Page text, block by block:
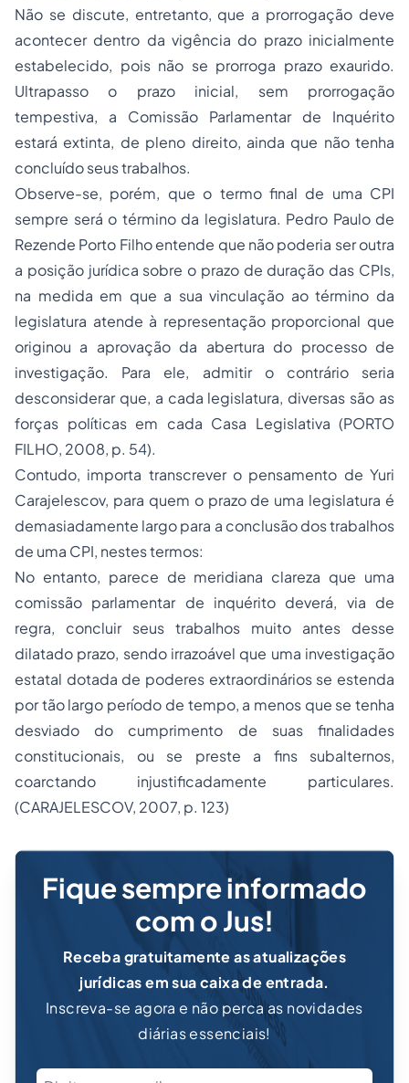
Não se discute, entretanto, que a prorrogação deve
acontecer dentro da vigência do prazo inicialmente
estabelecido, pois não se prorroga prazo exaurido.
Ultrapasso o prazo inicial, sem prorrogação
tempestiva, a Comissão Parlamentar de Inquérito
estará extinta, de pleno direito, ainda que não tenha
concluído seus trabalhos.
Observe-se, porém, que o termo final de uma CPI
sempre será o término da legislatura. Pedro Paulo de
Rezende Porto Filho entende que não poderia ser outra
a posição jurídica sobre o prazo de duração das CPIs,
na medida em que a sua vinculação ao término da
legislatura atende à representação proporcional que
originou a aprovação da abertura do processo de
investigação. Para ele, admitir o contrário seria
desconsiderar que, a cada legislatura, diversas são as
forças políticas em cada Casa Legislativa (PORTO
FILHO, 2008, p. 54).
Contudo, importa transcrever o pensamento de Yuri
Carajelescov, para quem o prazo de uma legislatura é
demasiadamente largo para a conclusão dos trabalhos
de uma CPI, nestes termos:
No entanto, parece de meridiana clareza que uma
comissão parlamentar de inquérito deverá, via de
regra, concluir seus trabalhos muito antes desse
dilatado prazo, sendo irrazoável que uma investigação
estatal dotada de poderes extraordinários se estenda
por tão largo período de tempo, a menos que se tenha
desviado do cumprimento de suas finalidades
constitucionais, ou se preste a fins subalternos,
coarctando injustificadamente particulares.
(CARAJELESCOV, 2007, p. 123)
Fique sempre informado
com o Jus!
Receba gratuitamente as atualizações
jurídicas em sua caixa de entrada.
Inscreva-se agora e não perca as novidades
diárias essenciais!